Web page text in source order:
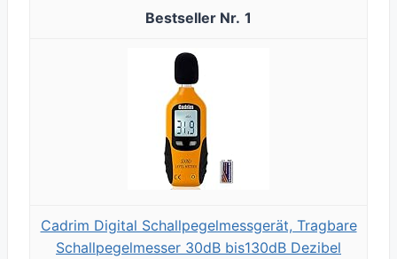
1
Cadrim Digital Schallpegelmessgerät, Tragbare
Schallpegelmesser 30dB bis130dB Dezibel